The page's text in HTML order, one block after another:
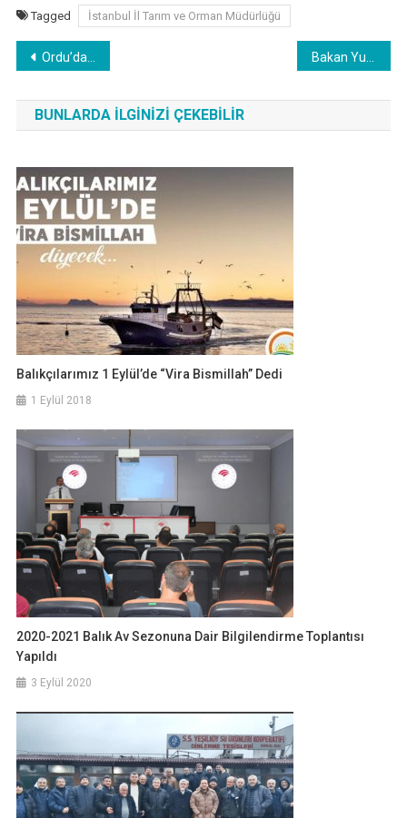
Tagged İstanbul İl Tarım ve Orman Müdürlüğü
Yazı
gezinmesi
Ordu’da 2023 Yılı Su Ürünleri Kontrol ve Denetimleri ! Bakan Yumaklı: “Su Ürünleri Üretiminde Cumhuriyet Tarihinin Rekorunu Kıracağımızı Öngörüyoruz” !
BUNLARDA İLGINIZI ÇEKEBILIR
Balıkçılarımız 1 Eylül’de “Vira Bismillah” Dedi
1 Eylül 2018
2020-2021 Balık Av Sezonuna Dair Bilgilendirme Toplantısı
Yapıldı
3 Eylül 2020